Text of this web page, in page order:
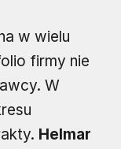
w wielu
firmy nie
W
Helmar